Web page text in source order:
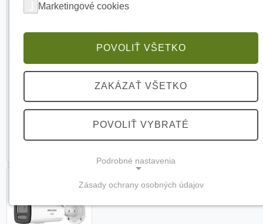
Marketingové cookies
POVOLIŤ VŠETKO
ZAKÁZAŤ VŠETKO
POVOLIŤ VYBRATÉ
Podrobné nastavenia
(vždy aktívne, nemožno vypnúť)
Zásady ochrany osobných údajov